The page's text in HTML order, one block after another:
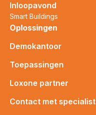
Inloopavond
Smart Buildings
Oplossingen
Demokantoor
Toepassingen
Loxone partner
Contact met specialist